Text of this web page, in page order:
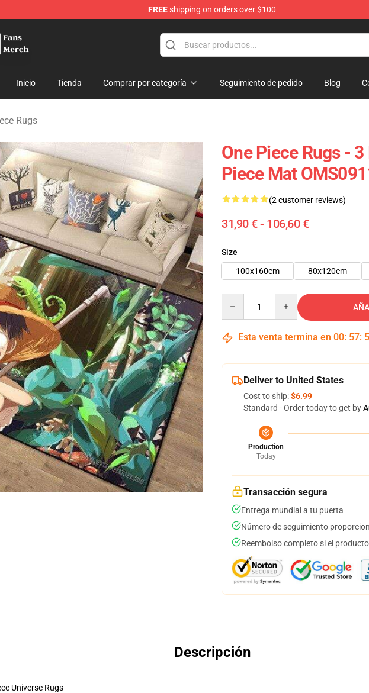
FREEshipping on orders over $100
Inicio Tienda Comprar por categoría Seguimiento de pedido Blog
Rugs
One Piece Rugs -
Piece Mat
(2 customer reviews)
31,90 € - 106,60 €
Size
100x160cm
80x120cm
Esta venta termina en 00: 57:
Deliver to United States
Cost to ship:$6.99
Standard - Order today to get by
Production
Today
Transacción segura
Entrega mundial a tu puerta
Número de seguimiento
Reembolso completo si el
Descripción
Universe Rugs